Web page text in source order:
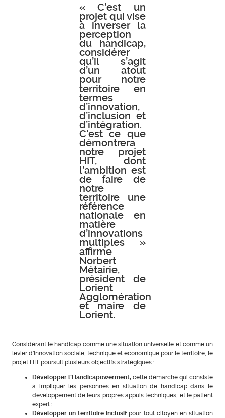
« C’est un
projet qui vise
à inverser la
perception
du handicap,
considérer
qu’il s’agit
d’un atout
pour notre
territoire en
termes
d’innovation,
d’inclusion et
d’intégration.
C’est ce que
démontrera
notre projet
HIT, dont
l’ambition est
de faire de
notre
territoire une
référence
nationale en
matière
d’innovations
multiples »
affirme
Norbert
Métairie,
président de
Lorient
Agglomération
et maire de
Lorient.
Considérant le handicap comme une situation universelle et comme un
levier d’innovation sociale, technique et économique pour le territoire, le
projet HIT poursuit plusieurs objectifs stratégiques :
Développer l’Handicapowerment, cette démarche qui consiste
à impliquer les personnes en situation de handicap dans le
développement de leurs propres appuis techniques, et le patient
expert ;
Développer un territoire inclusifpour tout citoyen en situation